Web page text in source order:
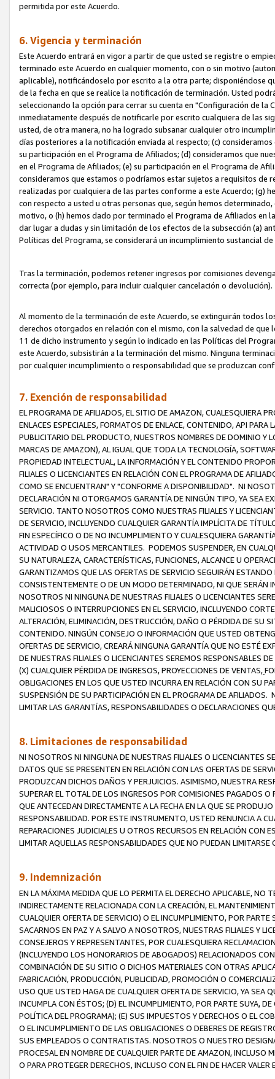
permitida por este Acuerdo.
6. Vigencia y terminación
Este Acuerdo entrará en vigor a partir de que usted se registre o
terminado este Acuerdo en cualquier momento, con o sin motivo
aplicable), notificándoselo por escrito a la otra parte; disponiéndose
de la fecha en que se realice la notificación de terminación. Usted
seleccionando la opción para cerrar su cuenta en "Configuración de
inmediatamente después de notificarle por escrito cualquiera de las
usted, de otra manera, no ha logrado subsanar cualquier otro
días posteriores a la notificación enviada al respecto; (c)
su participación en el Programa de Afiliados; (d) consideramos que
en el Programa de Afiliados; (e) su participación en el Programa de
consideramos que estamos o podríamos estar sujetos a requisitos de
realizadas por cualquiera de las partes conforme a este Acuerdo; (g)
con respecto a usted u otras personas que, según hemos
motivo, o (h) hemos dado por terminado el Programa de Afiliados en
dar lugar a dudas y sin limitación de los efectos de la subsección (a)
Políticas del Programa, se considerará un incumplimiento sustancial
Tras la terminación, podemos retener ingresos por comisiones
correcta (por ejemplo, para incluir cualquier cancelación o devolución).
Al momento de la terminación de este Acuerdo, se extinguirán todos
derechos otorgados en relación con el mismo, con la salvedad de
11 de dicho instrumento y según lo indicado en las Políticas del
este Acuerdo, subsistirán a la terminación del mismo. Ninguna
por cualquier incumplimiento o responsabilidad que se produzcan
7. Exención de responsabilidad
EL PROGRAMA DE AFILIADOS, EL SITIO DE AMAZON, CUALESQUIERA
ENLACES ESPECIALES, FORMATOS DE ENLACE, CONTENIDO, API
PUBLICITARIO DEL PRODUCTO, NUESTROS NOMBRES DE DOMINIO Y
MARCAS DE AMAZON), AL IGUAL QUE TODA LA TECNOLOGÍA,
PROPIEDAD INTELECTUAL, LA INFORMACIÓN Y EL CONTENIDO
FILIALES O LICENCIANTES EN RELACIÓN CON EL PROGRAMA DE
COMO SE ENCUENTRAN" Y "CONFORME A DISPONIBILIDAD". NI
DECLARACIÓN NI OTORGAMOS GARANTÍA DE NINGÚN TIPO, YA SEA
SERVICIO. TANTO NOSOTROS COMO NUESTRAS FILIALES Y
DE SERVICIO, INCLUYENDO CUALQUIER GARANTÍA IMPLÍCITA DE
FIN ESPECÍFICO O DE NO INCUMPLIMIENTO Y CUALESQUIERA
ACTIVIDAD O USOS MERCANTILES. PODEMOS SUSPENDER, EN
SU NATURALEZA, CARACTERÍSTICAS, FUNCIONES, ALCANCE U
GARANTIZAMOS QUE LAS OFERTAS DE SERVICIO SEGUIRÁN
CONSISTENTEMENTE O DE UN MODO DETERMINADO, NI QUE SERÁN
NOSOTROS NI NINGUNA DE NUESTRAS FILIALES O LICENCIANTES
MALICIOSOS O INTERRUPCIONES EN EL SERVICIO, INCLUYENDO
ALTERACIÓN, ELIMINACIÓN, DESTRUCCIÓN, DAÑO O PÉRDIDA DE SU
CONTENIDO. NINGÚN CONSEJO O INFORMACIÓN QUE USTED
OFERTAS DE SERVICIO, CREARÁ NINGUNA GARANTÍA QUE NO ESTÉ
DE NUESTRAS FILIALES O LICENCIANTES SEREMOS RESPONSABLES
(X) CUALQUIER PÉRDIDA DE INGRESOS, PROYECCIONES DE VENTAS,
OBLIGACIONES EN LOS QUE USTED INCURRA EN RELACIÓN CON SU
SUSPENSIÓN DE SU PARTICIPACIÓN EN EL PROGRAMA DE
LIMITAR LAS GARANTÍAS, RESPONSABILIDADES O DECLARACIONES
8. Limitaciones de responsabilidad
NI NOSOTROS NI NINGUNA DE NUESTRAS FILIALES O LICENCIANTES
DATOS QUE SE PRESENTEN EN RELACIÓN CON LAS OFERTAS DE
PRODUZCAN DICHOS DAÑOS Y PERJUICIOS. ASIMISMO, NUESTRA
SUPERAR EL TOTAL DE LOS INGRESOS POR COMISIONES PAGADOS
QUE ANTECEDAN DIRECTAMENTE A LA FECHA EN LA QUE SE
RESPONSABILIDAD. POR ESTE INSTRUMENTO, USTED RENUNCIA A
REPARACIONES JUDICIALES U OTROS RECURSOS EN RELACIÓN CON
LIMITAR AQUELLAS RESPONSABILIDADES QUE NO PUEDAN LIMITARSE
9. Indemnización
EN LA MÁXIMA MEDIDA QUE LO PERMITA EL DERECHO APLICABLE,
INDIRECTAMENTE RELACIONADA CON LA CREACIÓN, EL
CUALQUIER OFERTA DE SERVICIO) O EL INCUMPLIMIENTO, POR
SACARNOS EN PAZ Y A SALVO A NOSOTROS, NUESTRAS FILIALES Y
CONSEJEROS Y REPRESENTANTES, POR CUALESQUIERA
(INCLUYENDO LOS HONORARIOS DE ABOGADOS) RELACIONADOS
COMBINACIÓN DE SU SITIO O DICHOS MATERIALES CON OTRAS
FABRICACIÓN, PRODUCCIÓN, PUBLICIDAD, PROMOCIÓN O
USO QUE USTED HAGA DE CUALQUIER OFERTA DE SERVICIO, YA SEA
INCUMPLA CON ÉSTOS; (D) EL INCUMPLIMIENTO, POR PARTE SUYA,
POLÍTICA DEL PROGRAMA); (E) SUS IMPUESTOS Y DERECHOS O EL
O EL INCUMPLIMIENTO DE LAS OBLIGACIONES O DEBERES DE
SUS EMPLEADOS O CONTRATISTAS. NOSOTROS O NUESTRO
PROCESAL EN NOMBRE DE CUALQUIER PARTE DE AMAZON, INCLUSO
O PARA PROTEGER DERECHOS, INCLUSO CON EL FIN DE HACER VALER